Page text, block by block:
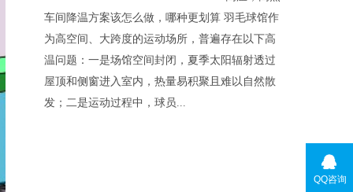
车间降温方案该怎么做，哪种更划算 羽毛球馆作
为高空间、大跨度的运动场所，普遍存在以下高
温问题：一是场馆空间封闭，夏季太阳辐射透过
屋顶和侧窗进入室内，热量易积聚且难以自然散
发；二是运动过程中，球员...
QQ咨询